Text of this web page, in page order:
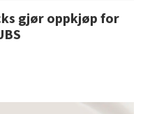
gjør oppkjøp for